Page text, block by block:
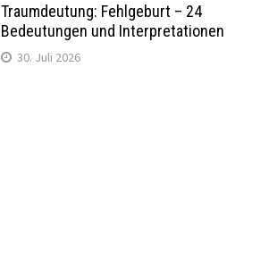
Traumdeutung: Fehlgeburt – 24
Bedeutungen und Interpretationen
30. Juli 2026